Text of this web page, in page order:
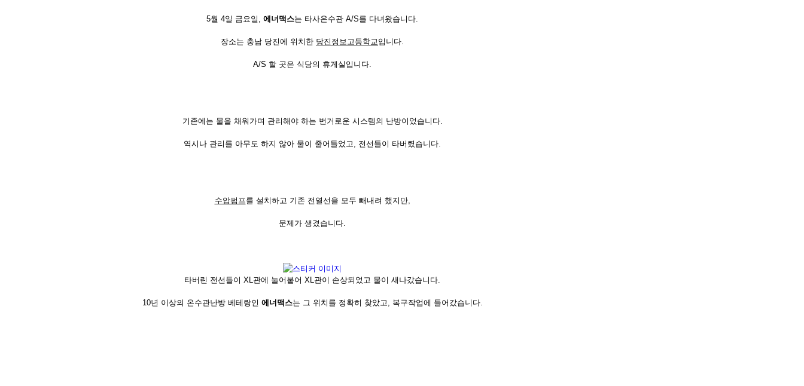
5월 4일 금요일, 에너맥스는 타사온수관 A/S를 다녀왔습니다.
장소는 충남 당진에 위치한 당진정보고등학교입니다.
A/S 할 곳은 식당의 휴게실입니다.
기존에는 물을 채워가며 관리해야 하는 번거로운 시스템의 난방이었습니다.
역시나 관리를 아무도 하지 않아 물이 줄어들었고, 전선들이 타버렸습니다.
수압펌프를 설치하고 기존 전열선을 모두 빼내려 했지만,
문제가 생겼습니다.
타버린 전선들이 XL관에 눌어붙어 XL관이 손상되었고 물이 새나갔습니다.
10년 이상의 온수관난방 베테랑인 에너맥스는 그 위치를 정확히 찾았고, 복구작업에 들어갔습니다.